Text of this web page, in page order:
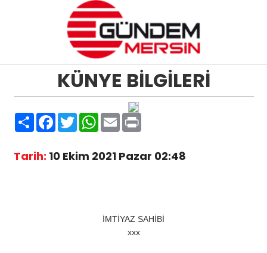
KÜNYE BİLGİLERİ
PaylaşFacebook
TwitterWhatsApp
EmailPrint
Tarih: 10 Ekim 2021 Pazar 02:48
İMTİYAZ SAHİBİ
xxx